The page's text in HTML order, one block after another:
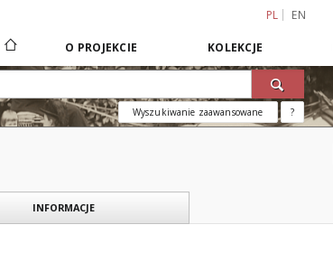
PL EN
O PROJEKCIE KOLEKCJE
Wyszukiwanie zaawansowane ?
INFORMACJE